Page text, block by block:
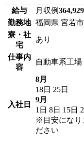
給与 月収例364,929
勤務地 福岡県 宮若市
寮・社
宅
あり
仕事内
容
自動車系工
入社日
8月
18日 25日
9月
1日 8日 15日
※目安になり
ださい